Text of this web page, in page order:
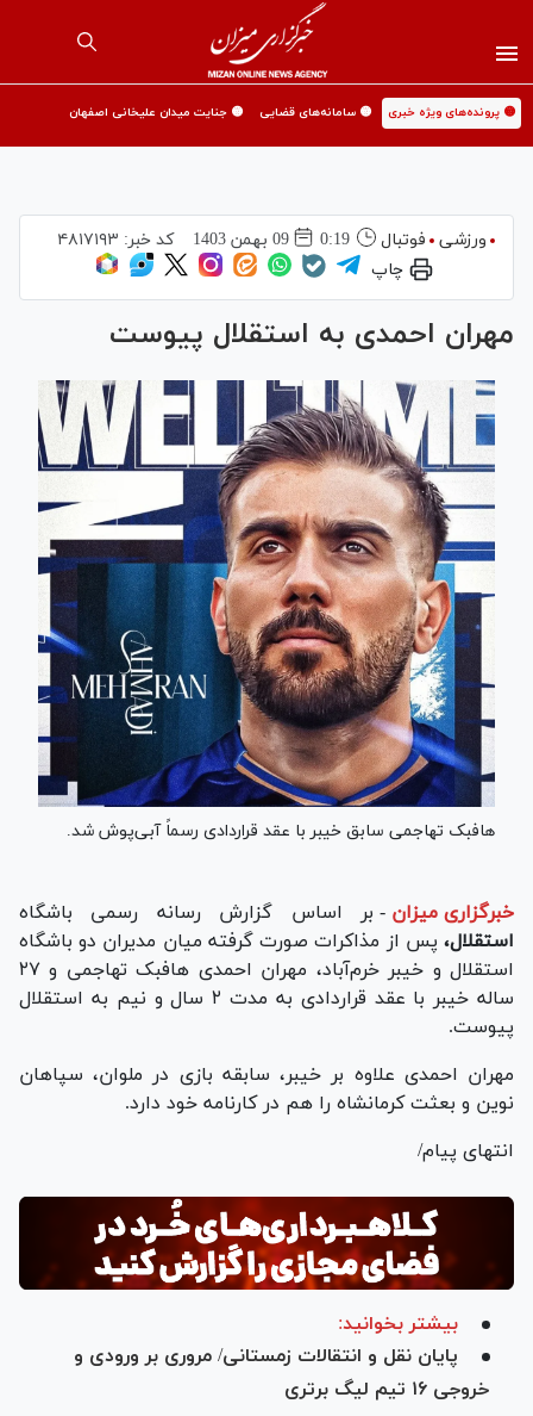
🟡 پرونده‌های ویژه خبری 🟡 سامانه‌های قضایی 🟡 جنایت میدان علیخانی اصفهان
ورزشی فوتبال 0:19 09 بهمن 1403 کد خبر: ۴۸۱۷۱۹۳
چاپ
مهران احمدی به استقلال پیوست
هافبک تهاجمی سابق خیبر با عقد قراردادی رسماً آبی‌پوش شد.
خبرگزاری میزان - بر اساس گزارش رسانه رسمی باشگاه
استقلال، پس از مذاکرات صورت گرفته میان مدیران دو باشگاه
استقلال و خیبر خرم‌آباد، مهران احمدی هافبک تهاجمی و ۲۷
ساله خیبر با عقد قراردادی به مدت ۲ سال و نیم به استقلال
پیوست.
مهران احمدی علاوه بر خیبر، سابقه بازی در ملوان، سپاهان
نوین و بعثت کرمانشاه را هم در کارنامه خود دارد.
انتهای پیام/
بیشتر بخوانید:
پایان نقل و انتقالات زمستانی/ مروری بر ورودی و
خروجی ۱۶ تیم لیگ برتری